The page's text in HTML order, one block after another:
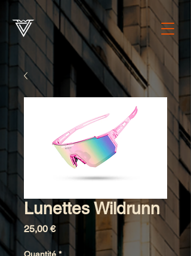
Lunettes Wildrunn
25,00 €Prix